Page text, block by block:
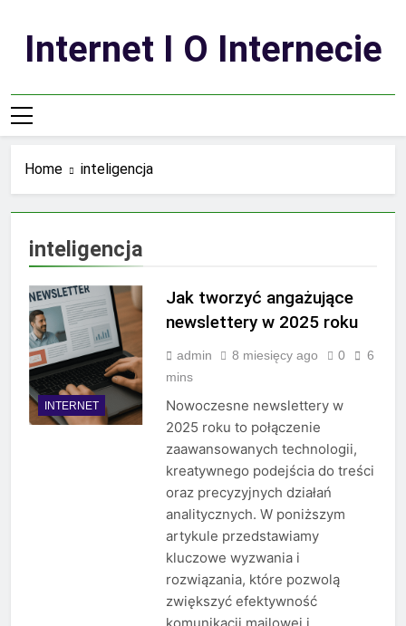
contentInternet I O Internecie
Home inteligencja
inteligencja
INTERNET
Jak tworzyć angażujące
newslettery w 2025 roku
admin 8 miesięcy ago 0
6
mins
Nowoczesne newslettery w
2025 roku to połączenie
zaawansowanych technologii,
kreatywnego podejścia do treści
oraz precyzyjnych działań
analitycznych. W poniższym
artykule przedstawiamy
kluczowe wyzwania i
rozwiązania, które pozwolą
zwiększyć efektywność